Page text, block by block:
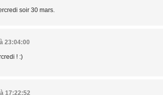
soir 30 mars.
23:04:00
! :)
17:22:52